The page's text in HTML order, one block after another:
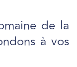
de la
à vos